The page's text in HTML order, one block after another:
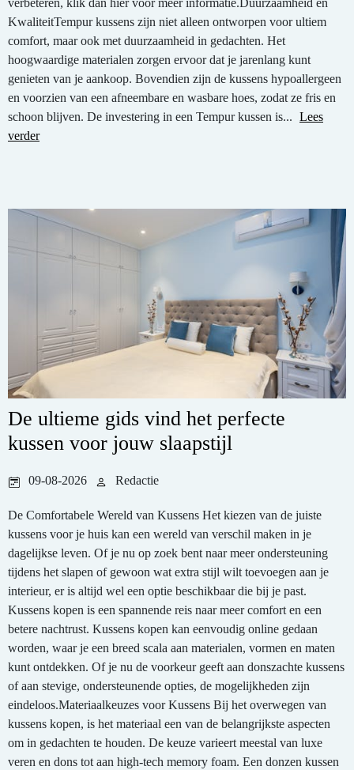
verbeteren, klik dan hier voor meer informatie.Duurzaamheid en
KwaliteitTempur kussens zijn niet alleen ontworpen voor ultiem
comfort, maar ook met duurzaamheid in gedachten. Het
hoogwaardige materialen zorgen ervoor dat je jarenlang kunt
genieten van je aankoop. Bovendien zijn de kussens hypoallergeen
en voorzien van een afneembare en wasbare hoes, zodat ze fris en
schoon blijven. De investering in een Tempur kussen is... Lees
verder
De ultieme gids vind het perfecte
kussen voor jouw slaapstijl
09-08-2026 Redactie
De Comfortabele Wereld van Kussens Het kiezen van de juiste
kussens voor je huis kan een wereld van verschil maken in je
dagelijkse leven. Of je nu op zoek bent naar meer ondersteuning
tijdens het slapen of gewoon wat extra stijl wilt toevoegen aan je
interieur, er is altijd wel een optie beschikbaar die bij je past.
Kussens kopen is een spannende reis naar meer comfort en een
betere nachtrust. Kussens kopen kan eenvoudig online gedaan
worden, waar je een breed scala aan materialen, vormen en maten
kunt ontdekken. Of je nu de voorkeur geeft aan donszachte kussens
of aan stevige, ondersteunende opties, de mogelijkheden zijn
eindeloos.Materiaalkeuzes voor Kussens Bij het overwegen van
kussens kopen, is het materiaal een van de belangrijkste aspecten
om in gedachten te houden. De keuze varieert meestal van luxe
veren en dons tot aan high-tech memory foam. Een donzen kussen